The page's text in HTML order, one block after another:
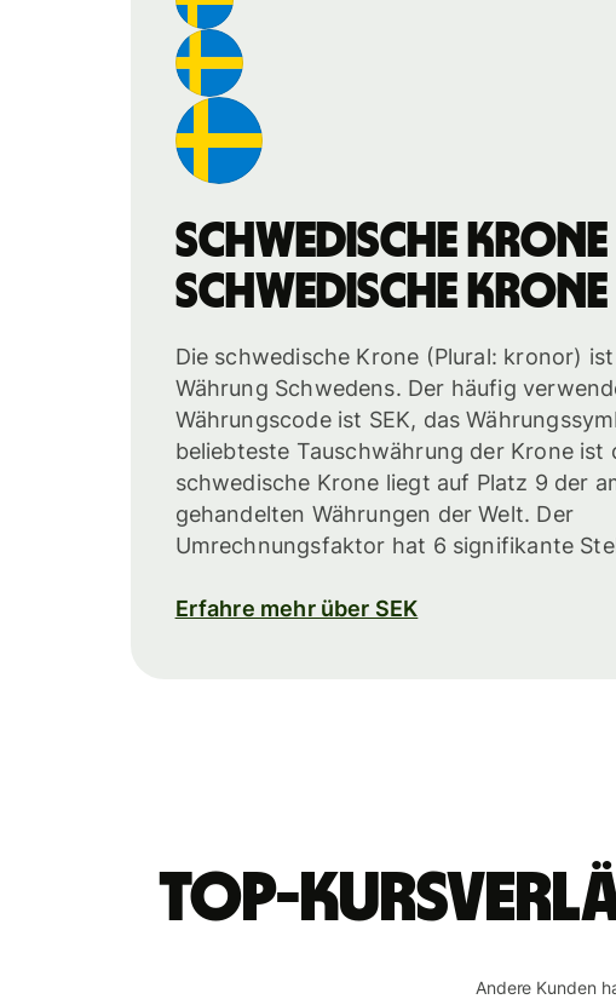
schwedische Krone
schwedische Krone
Die schwedische Krone (Plural: kronor)
Währung Schwedens. Der häufig
Währungscode ist SEK, das
beliebteste Tauschwährung der Krone ist
schwedische Krone liegt auf Platz 9 der
gehandelten Währungen der Welt. Der
Umrechnungsfaktor hat 6 signifikante
Erfahre mehr über SEK
Top-
Andere Kunden